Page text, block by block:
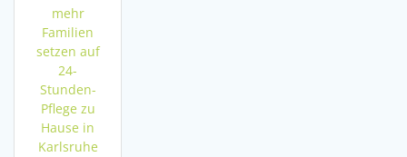
mehr
Familien
setzen auf
24-
Stunden-
Pflege zu
Hause in
Karlsruhe